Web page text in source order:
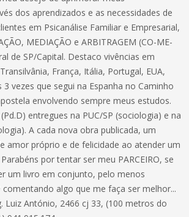
dos aprendizados e as necessidades de
em Psicanálise Familiar e Empresarial,
MEDIAÇÃO e ARBITRAGEM (CO-ME-
de SP/Capital. Destaco vivências em
França, Itália, Portugal, EUA,
3 vezes que segui na Espanha no Caminho
envolvendo sempre meus estudos.
entregues na PUC/SP (sociologia) e na
A cada nova obra publicada, um
amor próprio e de felicidade ao atender um
por tentar ser meu PARCEIRO, se
um livro em conjunto, pelo menos
algo que me faça ser melhor...
Luiz António, 2466 cj 33, (100 metros do